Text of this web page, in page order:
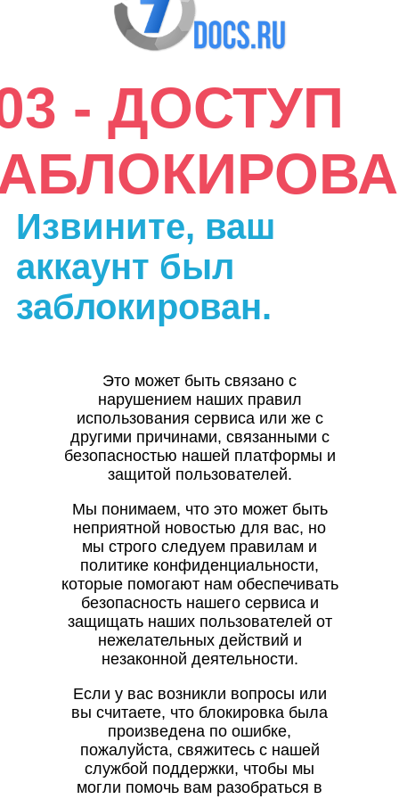
- ДОСТУП
Извините, ваш
аккаунт был
заблокирован.
Это может быть связано с
нарушением наших правил
использования сервиса или же с
другими причинами, связанными с
безопасностью нашей платформы и
защитой пользователей.
Мы понимаем, что это может быть
неприятной новостью для вас, но
мы строго следуем правилам и
политике конфиденциальности,
которые помогают нам обеспечивать
безопасность нашего сервиса и
защищать наших пользователей от
нежелательных действий и
незаконной деятельности.
Если у вас возникли вопросы или
вы считаете, что блокировка была
произведена по ошибке,
пожалуйста, свяжитесь с нашей
службой поддержки, чтобы мы
могли помочь вам разобраться в